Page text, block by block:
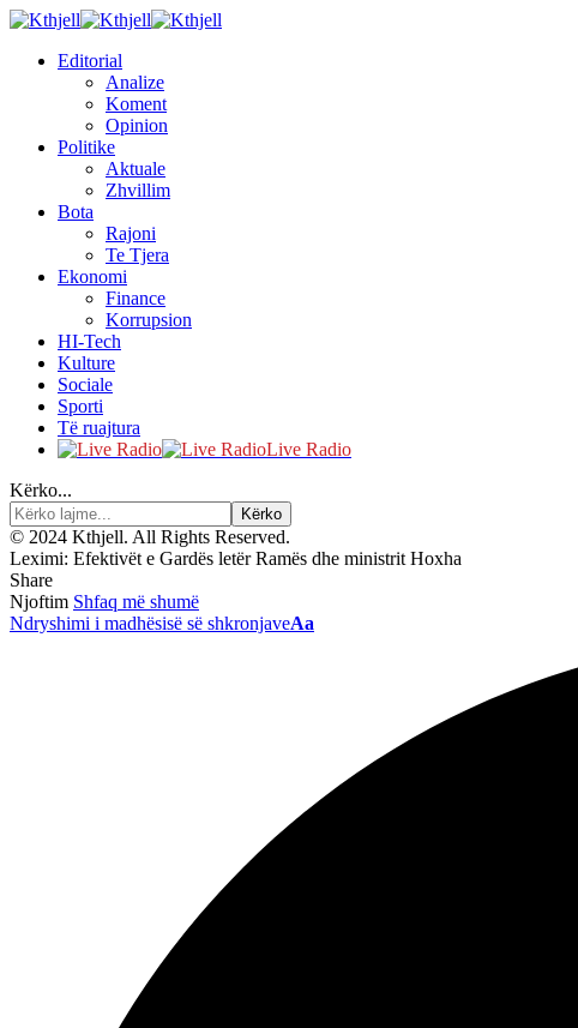
Editorial
Analize
Koment
Opinion
Politike
Aktuale
Zhvillim
Bota
Rajoni
Te Tjera
Ekonomi
Finance
Korrupsion
HI-Tech
Kulture
Sociale
Sporti
Të ruajtura
Live Radio
Kërko...
© 2024 Kthjell. All Rights Reserved.
Leximi: Efektivët e Gardës letër Ramës dhe ministrit Hoxha
Share
Njoftim Shfaq më shumë
Ndryshimi i madhësisë së shkronjaveAa